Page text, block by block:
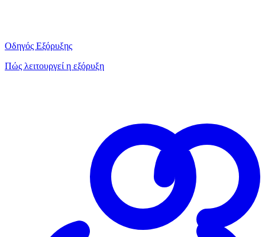
Οδηγός Εξόρυξης
Πώς λειτουργεί η εξόρυξη